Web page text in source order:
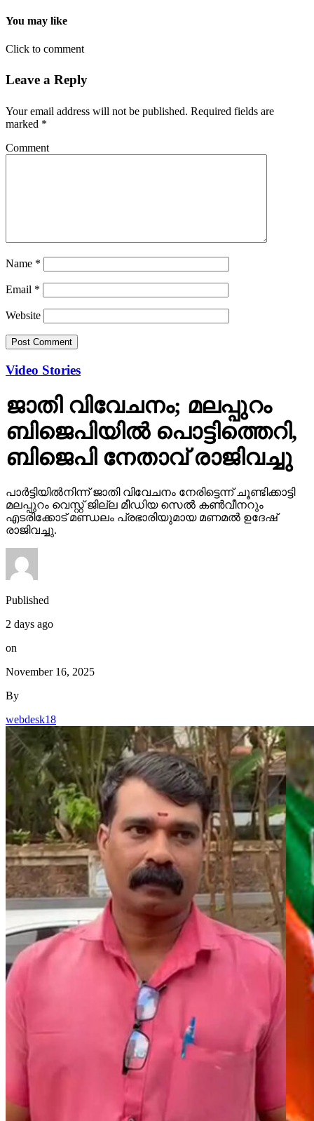
You may like
Click to comment
Leave a Reply
Your email address will not be published. Required fields are
marked *
Comment
Name *
Email *
Website
Video Stories
ജാതി വിവേചനം; മലപ്പുറം
ബിജെപിയില്‍ പൊട്ടിത്തെറി,
ബിജെപി നേതാവ് രാജിവച്ചു
പാര്‍ട്ടിയില്‍നിന്ന് ജാതി വിവേചനം നേരിട്ടെന്ന് ചൂണ്ടിക്കാട്ടി
മലപ്പുറം വെസ്റ്റ് ജില്ല മീഡിയ സെല്‍ കണ്‍വീനറും
എടരിക്കോട് മണ്ഡലം പ്രഭാരിയുമായ മണമല്‍ ഉദേഷ്
രാജിവച്ചു.
Published
2 days ago
on
November 16, 2025
By
webdesk18